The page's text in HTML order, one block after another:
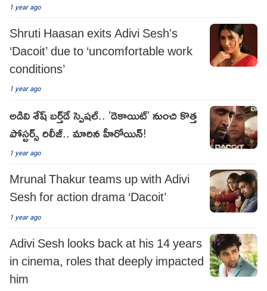
1 year ago
Shruti Haasan exits Adivi Sesh's
‘Dacoit’ due to ‘uncomfortable work
conditions’
1 year ago
అడివి శేష్ బ‌ర్త్‌డే స్పెష‌ల్‌.. 'డెకాయిట్' నుంచి కొత్త
పోస్టర్స్ రిలీజ్.. మారిన హీరోయిన్‌!
1 year ago
Mrunal Thakur teams up with Adivi
Sesh for action drama ‘Dacoit’
1 year ago
Adivi Sesh looks back at his 14 years
in cinema, roles that deeply impacted
him